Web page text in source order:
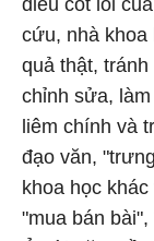
điều cốt lõi
cứu, nhà
quả thật,
chỉnh sửa,
liêm chính và
đạo văn,
khoa học
"mua bán